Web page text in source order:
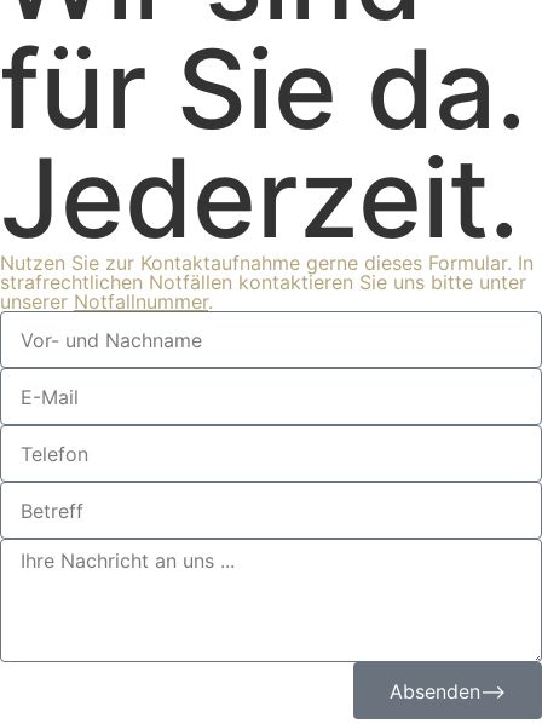
für Sie da.
Jederzeit.
Nutzen Sie zur Kontaktaufnahme gerne dieses Formular. In
strafrechtlichen Notfällen kontaktieren Sie uns bitte unter
unserer Notfallnummer.
Absenden⟶